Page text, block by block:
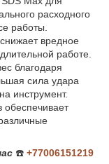
расходного
работы.
вредное
работе.
благодаря
сила удара
инструмент.
обеспечивает
☎️ +77006151219